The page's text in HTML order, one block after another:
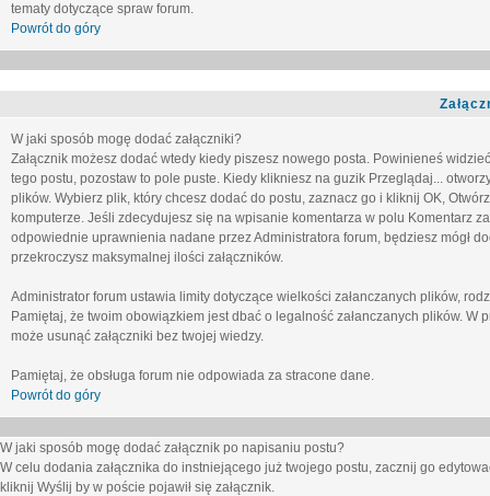
tematy dotyczące spraw forum.
Powrót do góry
W jaki sposób mogę dodać załączniki?
Załącznik możesz dodać wtedy kiedy piszesz nowego posta. Powinieneś
tego postu, pozostaw to pole puste. Kiedy klikniesz na guzik Przeglądaj...
plików. Wybierz plik, który chcesz dodać do postu, zaznacz go i kliknij OK,
komputerze. Jeśli zdecydujesz się na wpisanie komentarza w polu Komentarz
odpowiednie uprawnienia nadane przez Administratora forum, będziesz mógł
przekroczysz maksymalnej ilości załączników.
Administrator forum ustawia limity dotyczące wielkości załanczanych plików,
Pamiętaj, że twoim obowiązkiem jest dbać o legalność załanczanych plików.
może usunąć załączniki bez twojej wiedzy.
Pamiętaj, że obsługa forum nie odpowiada za stracone dane.
Powrót do góry
W jaki sposób mogę dodać załącznik po napisaniu postu?
W celu dodania załącznika do instniejącego już twojego postu, zacznij go
kliknij Wyślij by w poście pojawił się załącznik.